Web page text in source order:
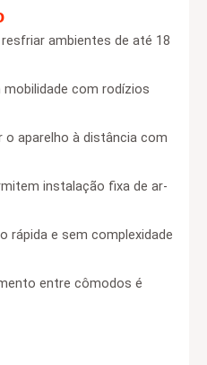
ambientes de até 18
com rodízios
aparelho à distância com
instalação fixa de ar-
rápida e sem complexidade
entre cômodos é